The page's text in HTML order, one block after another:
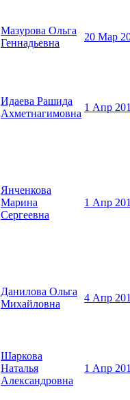
Мазурова Ольга
Геннадьевна
20 Мар
Идаева Рашида
Ахметнагимовна
1 Апр
Янченкова
Марина
Сергеевна
1 Апр
Данилова Ольга
Михайловна
4 Апр
Шаркова
Наталья
Александровна
1 Апр